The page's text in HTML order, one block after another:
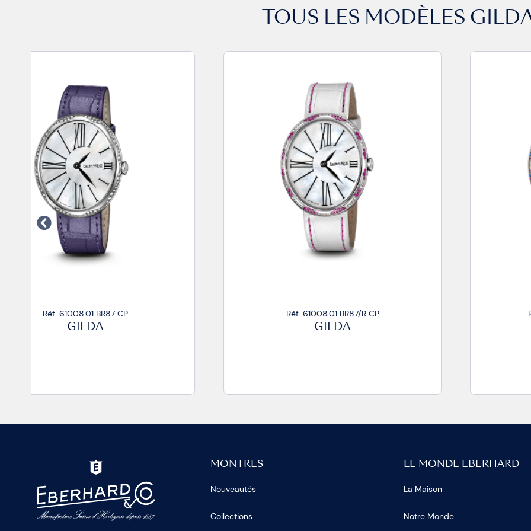
TOUS LES MODÈLES
Réf. 61008.01 BR87/R CP Réf. 61008.01 BR87/R+S CP
MONTRES
Nouveautés
Collections
LE MONDE EBERHARD
La Maison
Notre Monde